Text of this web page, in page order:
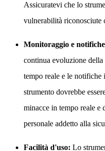
Assicuratevi che lo
vulnerabilità riconosciute
Monitoraggio e
continua evoluzione
tempo reale e le
strumento dovrebbe
minacce in tempo reale e
personale addetto alla
Facilità d'uso: Lo